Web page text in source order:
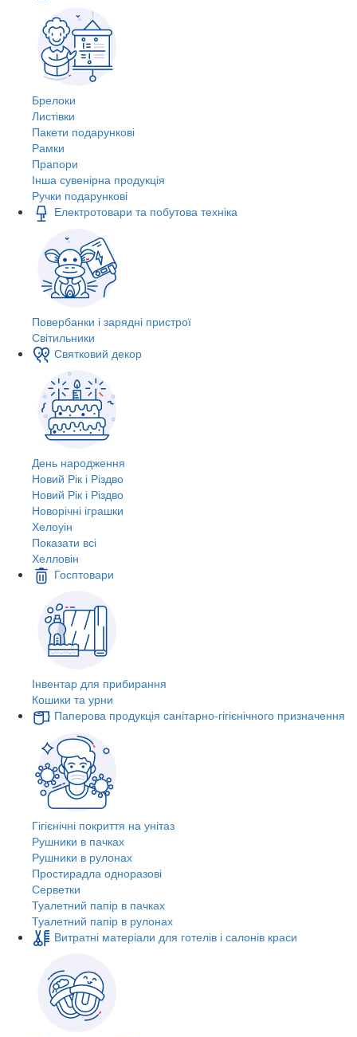
Брелоки
Листівки
Пакети подарункові
Рамки
Прапори
Інша сувенірна продукція
Ручки подарункові
Електротовари та побутова техніка
Повербанки і зарядні пристрої
Світильники
Святковий декор
День народження
Новий Рік і Різдво
Новий Рік і Різдво
Новорічні іграшки
Хелоуін
Показати всі
Хелловін
Госптовари
Інвентар для прибирання
Кошики та урни
Паперова продукція санітарно-гігієнічного призначення
Гігієнічні покриття на унітаз
Рушники в пачках
Рушники в рулонах
Простирадла одноразові
Серветки
Туалетний папір в пачках
Туалетний папір в рулонах
Витратні матеріали для готелів і салонів краси